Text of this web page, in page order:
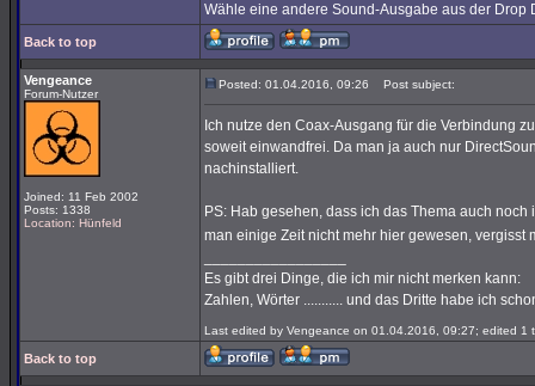
Wähle eine andere Sound-Ausgabe aus der Drop
Back to top
Vengeance
Forum-Nutzer
Joined: 11 Feb 2002
Posts: 1338
Location: Hünfeld
Posted: 01.04.2016, 09:26 Post subject:
Ich nutze den Coax-Ausgang für die Verbindung
soweit einwandfrei. Da man ja auch nur
nachinstalliert.
PS: Hab gesehen, dass ich das Thema auch
man einige Zeit nicht mehr hier gewesen, vergisst
Es gibt drei Dinge, die ich mir nicht merken kann:
Zahlen, Wörter ........... und das Dritte habe ich
Last edited by Vengeance on 01.04.2016, 09:27; edited 1
Back to top